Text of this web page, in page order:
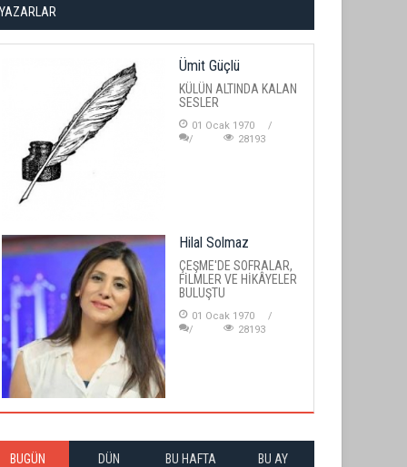
YAZARLAR
Ümit Güçlü
KÜLÜN ALTINDA KALAN
SESLER
01 Ocak 1970
28193
Hilal Solmaz
ÇEŞME'DE SOFRALAR,
FİLMLER VE HİKÂYELER
BULUŞTU
01 Ocak 1970
28193
BUGÜN DÜN BU HAFTA BU AY